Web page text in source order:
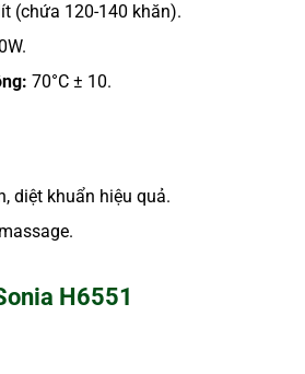
(chứa 120-140 khăn).
70°C ± 10.
diệt khuẩn hiệu quả.
H6551